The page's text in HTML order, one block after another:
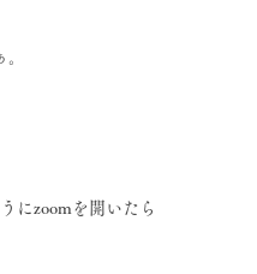
にzoomを開いたら